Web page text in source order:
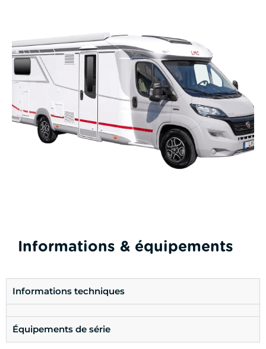
Informations & équipements
Informations techniques
Équipements de série